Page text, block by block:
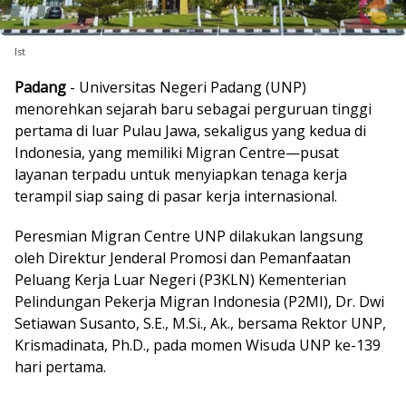
Ist
Padang - Universitas Negeri Padang (UNP)
menorehkan sejarah baru sebagai perguruan tinggi
pertama di luar Pulau Jawa, sekaligus yang kedua di
Indonesia, yang memiliki Migran Centre—pusat
layanan terpadu untuk menyiapkan tenaga kerja
terampil siap saing di pasar kerja internasional.
Peresmian Migran Centre UNP dilakukan langsung
oleh Direktur Jenderal Promosi dan Pemanfaatan
Peluang Kerja Luar Negeri (P3KLN) Kementerian
Pelindungan Pekerja Migran Indonesia (P2MI), Dr. Dwi
Setiawan Susanto, S.E., M.Si., Ak., bersama Rektor UNP,
Krismadinata, Ph.D., pada momen Wisuda UNP ke-139
hari pertama.